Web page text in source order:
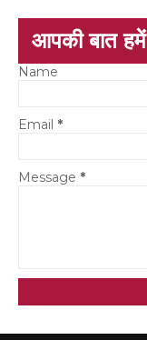
आपकी बात
Name
Email *
Message *